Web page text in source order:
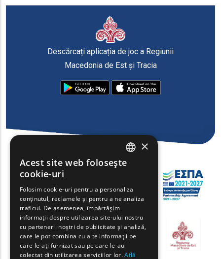
Descărcați aplicația de joc a Regiunii
Macedonia de Est și Tracia
ENGLISH
FRENCH
BULGARIAN
GERMAN
ROMANIAN
×
Acest site web folosește
cookie-uri
Folosim cookie-uri pentru a personaliza
conținutul, reclamele și pentru a ne analiza
traficul. De asemenea, împărtășim
informații despre utilizarea site-ului nostru
cu partenerii noștri de publicitate și analiză,
care le pot combina cu alte informații pe
care le-ați furnizat sau pe care le-au
colectat din utilizarea serviciilor lor.Află